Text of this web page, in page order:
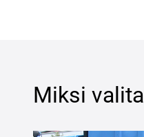
Miksi valita